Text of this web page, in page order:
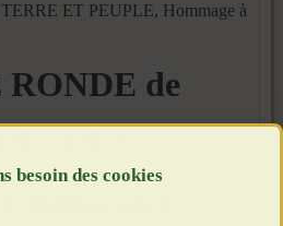
ET PEUPLE, Hommage à
de